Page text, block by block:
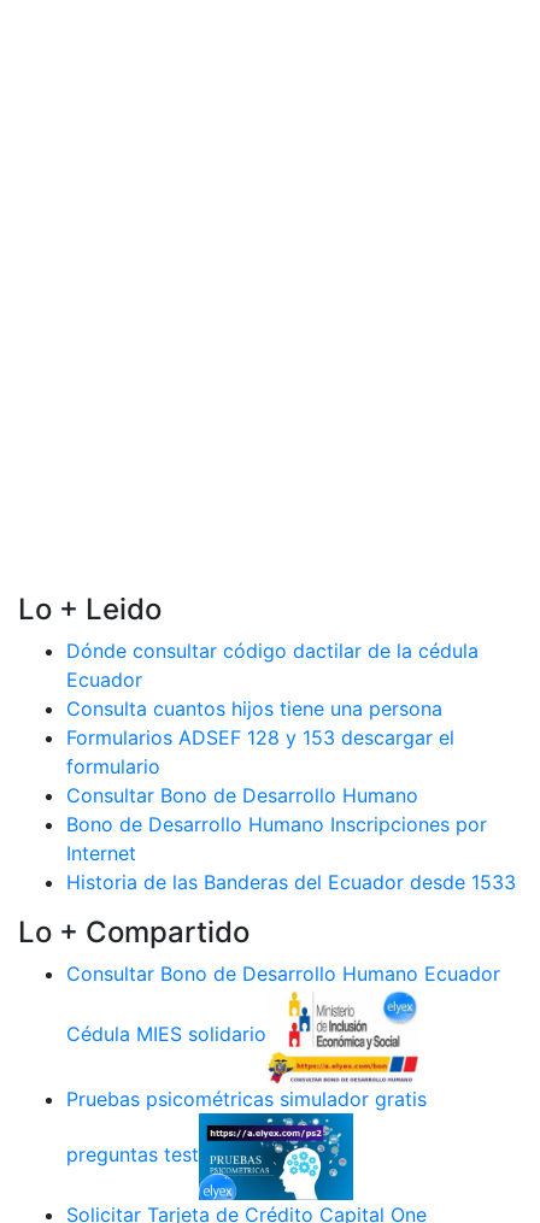
Lo + Leido
Dónde consultar código dactilar de la cédula
Ecuador
Consulta cuantos hijos tiene una persona
Formularios ADSEF 128 y 153 descargar el
formulario
Consultar Bono de Desarrollo Humano
Bono de Desarrollo Humano Inscripciones por
Internet
Historia de las Banderas del Ecuador desde 1533
Lo + Compartido
Consultar Bono de Desarrollo Humano Ecuador
Cédula MIES solidario
Pruebas psicométricas simulador gratis
preguntas test
Solicitar Tarjeta de Crédito Capital One